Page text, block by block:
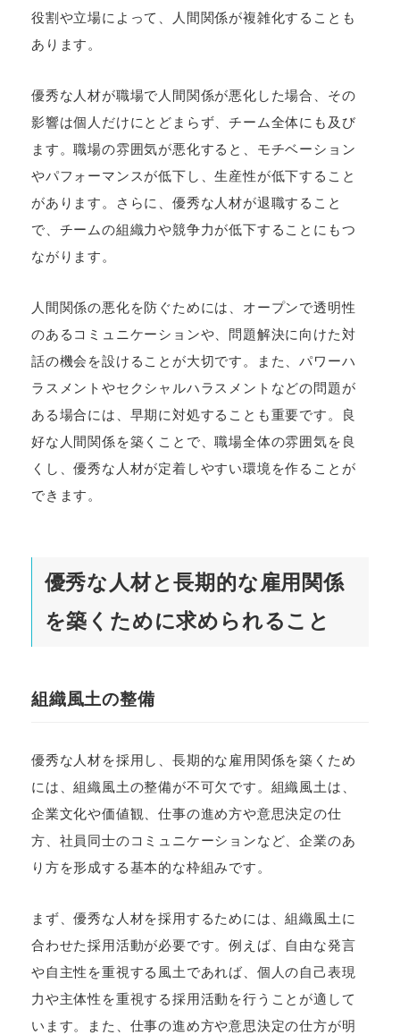
役割や立場によって、人間関係が複雑化することも
あります。
優秀な人材が職場で人間関係が悪化した場合、その
影響は個人だけにとどまらず、チーム全体にも及び
ます。職場の雰囲気が悪化すると、モチベーション
やパフォーマンスが低下し、生産性が低下すること
があります。さらに、優秀な人材が退職すること
で、チームの組織力や競争力が低下することにもつ
ながります。
人間関係の悪化を防ぐためには、オープンで透明性
のあるコミュニケーションや、問題解決に向けた対
話の機会を設けることが大切です。また、パワーハ
ラスメントやセクシャルハラスメントなどの問題が
ある場合には、早期に対処することも重要です。良
好な人間関係を築くことで、職場全体の雰囲気を良
くし、優秀な人材が定着しやすい環境を作ることが
できます。
優秀な人材と長期的な雇用関係
を築くために求められること
組織風土の整備
優秀な人材を採用し、長期的な雇用関係を築くため
には、組織風土の整備が不可欠です。組織風土は、
企業文化や価値観、仕事の進め方や意思決定の仕
方、社員同士のコミュニケーションなど、企業のあ
り方を形成する基本的な枠組みです。
まず、優秀な人材を採用するためには、組織風土に
合わせた採用活動が必要です。例えば、自由な発言
や自主性を重視する風土であれば、個人の自己表現
力や主体性を重視する採用活動を行うことが適して
います。また、仕事の進め方や意思決定の仕方が明